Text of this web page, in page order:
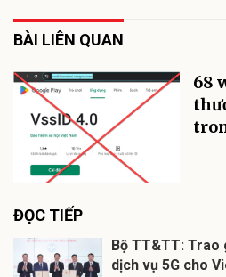
BÀI LIÊN QUAN
68
ĐỌC TIẾP
Bộ TT&TT: Trao
dịch vụ 5G cho